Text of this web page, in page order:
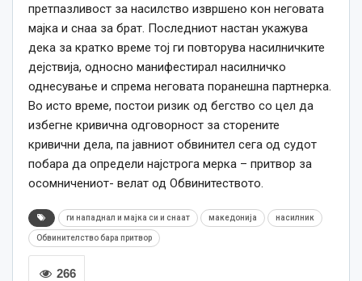
претпазливост за насилство извршено кон неговата
мајка и снаа за брат. Последниот настан укажува
дека за кратко време тој ги повторува насилничките
дејствија, односно манифестирал насилничко
однесување и спрема неговата поранешна партнерка.
Во исто време, постои ризик од бегство со цел да
избегне кривична одговорност за сторените
кривични дела, па јавниот обвинител сега од судот
побара да определи најстрога мерка – притвор за
осомничениот- велат од Обвинитеството.
ги нападнал и мајка си и снаат македонија насилник
Обвинителство бара притвор
266